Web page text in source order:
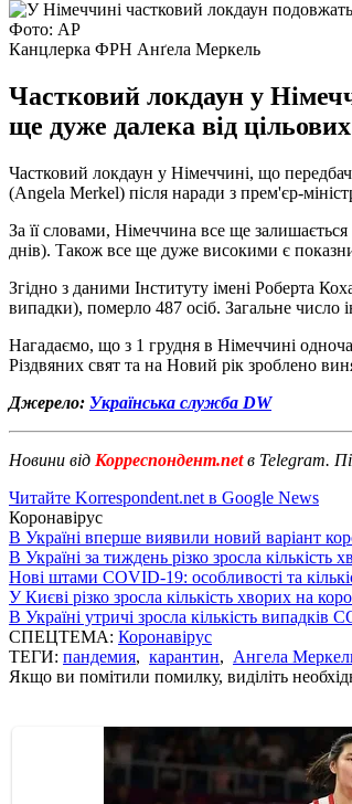
Фото: АР
Канцлерка ФРН Анґела Меркель
Частковий локдаун у
ще дуже далека від
Частковий локдаун у Німеччині, що
(Angela Merkel) після наради з прем'єр-
За її словами, Німеччина все ще
днів). Також все ще дуже високими є
Згідно з даними Інституту імені Роберта
випадки), померло 487 осіб. Загальне число
Нагадаємо, що з 1 грудня в Німеччині
Різдвяних свят та на Новий рік зроблено
Джерело: Українська служба DW
Новини від Корреспондент.netв Telegram.
Читайте Korrespondent.net в Google News
Коронавірус
В Україні вперше виявили новий варіант
В Україні за тиждень різко зросла
Нові штами COVID-19: особливості та
У Києві різко зросла кількість хворих на
В Україні утричі зросла кількість випадків
СПЕЦТЕМА: Коронавірус
ТЕГИ: пандемия, карантин, Ангела
Якщо ви помітили помилку, виділіть